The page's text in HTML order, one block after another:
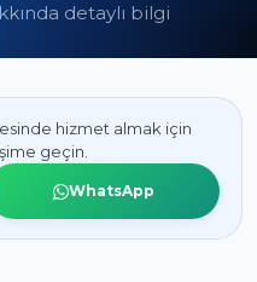
detaylı bilgi
hizmet almak için
geçin.
WhatsApp